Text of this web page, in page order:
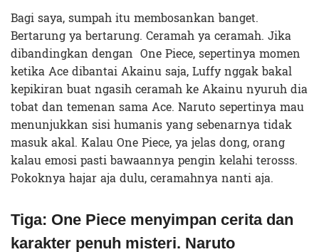
Bagi saya, sumpah itu membosankan banget.
Bertarung ya bertarung. Ceramah ya ceramah. Jika
dibandingkan dengan One Piece, sepertinya momen
ketika Ace dibantai Akainu saja, Luffy nggak bakal
kepikiran buat ngasih ceramah ke Akainu nyuruh dia
tobat dan temenan sama Ace. Naruto sepertinya mau
menunjukkan sisi humanis yang sebenarnya tidak
masuk akal. Kalau One Piece, ya jelas dong, orang
kalau emosi pasti bawaannya pengin kelahi terosss.
Pokoknya hajar aja dulu, ceramahnya nanti aja.
Tiga: One Piece menyimpan cerita dan
karakter penuh misteri. Naruto